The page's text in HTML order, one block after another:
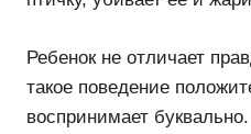
Ребенок не отличает
такое поведение
воспринимает